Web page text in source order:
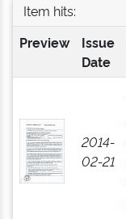
Item hits:
Preview
Issue
Date
2014-
02-21